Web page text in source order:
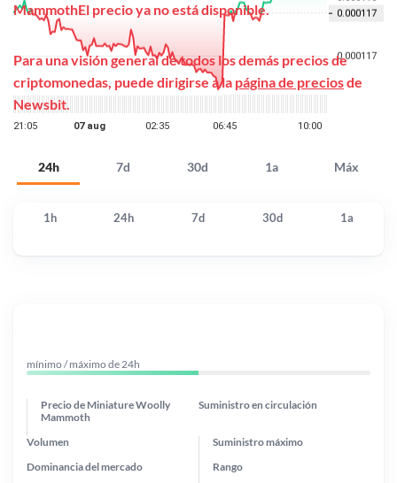
24h 7d 30d 1a Máx
MammothEl precio ya no está disponible.
Para una visión general de todos los demás precios de
criptomonedas, puede dirigirse a la página de preciosde
Newsbit.
1h 24h 7d 30d 1a
mínimo / máximo de 24h
Precio de Miniature Woolly
Mammoth
Suministro en circulación
Suministro máximo
Dominancia del mercado
Volumen
Rango